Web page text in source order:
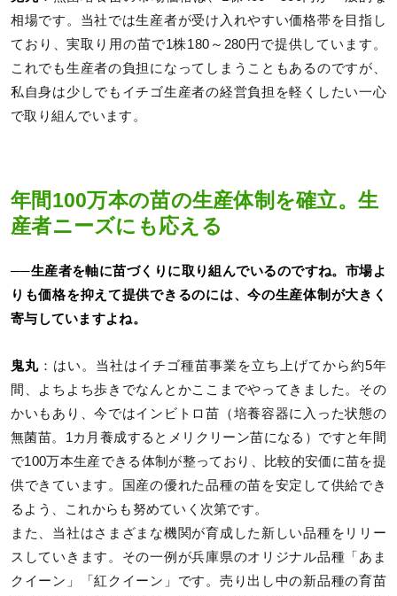
相場です。当社では生産者が受け入れやすい価格帯を目指し
ており、実取り用の苗で1株180～280円で提供しています。
これでも生産者の負担になってしまうこともあるのですが、
私自身は少しでもイチゴ生産者の経営負担を軽くしたい一心
で取り組んでいます。
年間100万本の苗の生産体制を確立。生
産者ニーズにも応える
──生産者を軸に苗づくりに取り組んでいるのですね。市場よ
りも価格を抑えて提供できるのには、今の生産体制が大きく
寄与していますよね。
鬼丸：はい。当社はイチゴ種苗事業を立ち上げてから約5年
間、よちよち歩きでなんとかここまでやってきました。その
かいもあり、今ではインビトロ苗（培養容器に入った状態の
無菌苗。1カ月養成するとメリクリーン苗になる）ですと年間
で100万本生産できる体制が整っており、比較的安価に苗を提
供できています。国産の優れた品種の苗を安定して供給でき
るよう、これからも努めていく次第です。
また、当社はさまざまな機関が育成した新しい品種をリリー
スしていきます。その一例が兵庫県のオリジナル品種「あま
クイーン」「紅クイーン」です。売り出し中の新品種の育苗